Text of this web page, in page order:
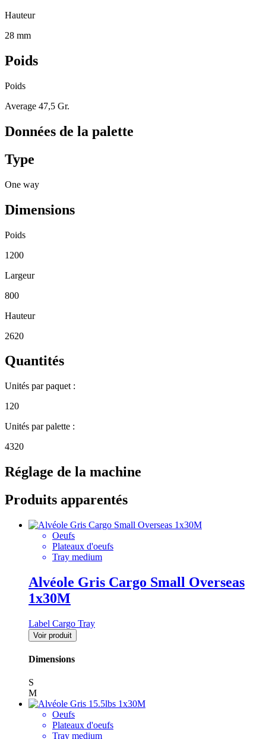
Hauteur
28 mm
Poids
Poids
Average 47,5 Gr.
Données de la palette
Type
One way
Dimensions
Poids
1200
Largeur
800
Hauteur
2620
Quantités
Unités par paquet :
120
Unités par palette :
4320
Réglage de la machine
Produits apparentés
Oeufs
Plateaux d'oeufs
Tray medium
Alvéole Gris Cargo Small Overseas
1x30M
Label Cargo Tray
Voir produit
Dimensions
S
M
Oeufs
Plateaux d'oeufs
Tray medium